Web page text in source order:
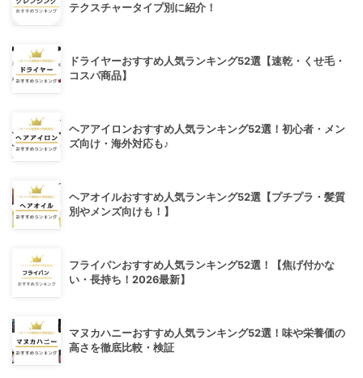
テクスチャータイプ別に紹介！
ドライヤーおすすめ人気ランキング52選【速乾・くせ毛・
コスパ商品】
ヘアアイロンおすすめ人気ランキング52選！初心者・メン
ズ向け・海外対応も♪
ヘアオイルおすすめ人気ランキング52選【プチプラ・髪質
別やメンズ向けも！】
フライパンおすすめ人気ランキング52選！【焦げ付かな
い・長持ち！2026最新】
マヌカハニーおすすめ人気ランキング52選！味や栄養価の
高さを徹底比較・検証